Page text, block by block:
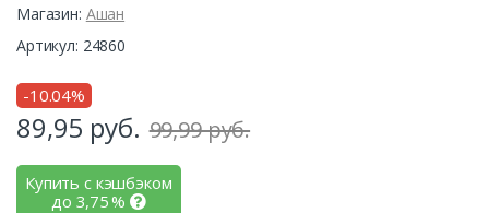
Магазин: Ашан
Артикул: 24860
-10.04%
89,95 руб. 99,99 руб.
Купить с кэшбэком
до 3,75%